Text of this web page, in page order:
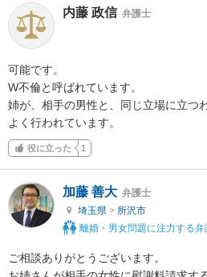
内藤 政信 弁護士
可能です。
W不倫と呼ばれています。
姉が、相手の男性と、同じ立場に立つ
よく行われています。
役に立った 1
加藤 善大 弁護士
埼玉県 > 所沢市
離婚・男女問題に注力する弁
ご相談ありがとうございます。